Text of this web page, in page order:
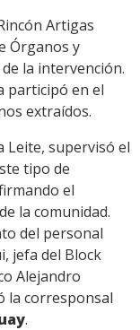
Artigas
Órganos y
la intervención.
participó en el
extraídos.
Leite, supervisó el
tipo de
el
la comunidad.
del personal
jefa del Block
Alejandro
la corresponsal
.